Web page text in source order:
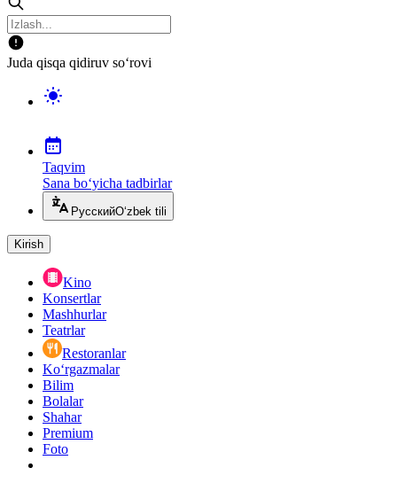
Juda qisqa qidiruv so‘rovi
Taqvim
Sana bo‘yicha tadbirlar
РусскийO‘zbek tili
Kirish
Kino
Konsertlar
Mashhurlar
Teatrlar
Restoranlar
Ko‘rgazmalar
Bilim
Bolalar
Shahar
Premium
Foto